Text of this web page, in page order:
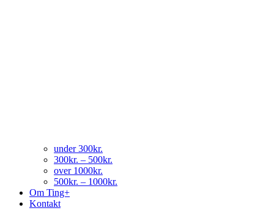
under 300kr.
300kr. – 500kr.
over 1000kr.
500kr. – 1000kr.
Om Ting+
Kontakt